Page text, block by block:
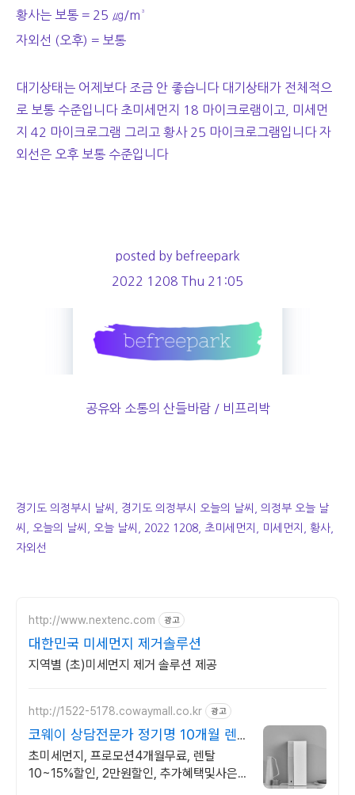
황사는 보통 = 25 ㎍/m³
자외선 (오후) = 보통
대기상태는 어제보다 조금 안 좋습니다 대기상태가 전체적으
로 보통 수준입니다 초미세먼지 18 마이크로램이고, 미세먼
지 42 마이크로그램 그리고 황사 25 마이크로그램입니다 자
외선은 오후 보통 수준입니다
posted by befreepark
2022 1208 Thu 21:05
공유와 소통의 산들바람 / 비프리박
경기도 의정부시 날씨, 경기도 의정부시 오늘의 날씨, 의정부 오늘 날
씨, 오늘의 날씨, 오늘 날씨, 2022 1208, 초미세먼지, 미세먼지, 황사,
자외선
http://www.nextenc.com 광고
대한민국 미세먼지 제거솔루션
지역별 (초)미세먼지 제거 솔루션 제공
http://1522-5178.cowaymall.co.kr 광고
코웨이 상담전문가 정기명 10개월 렌
탈료 면제!
초미세먼지, 프로모션4개월무료, 렌탈
10~15%할인, 2만원할인, 추가혜택및사은